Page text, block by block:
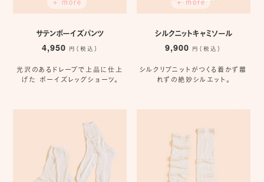
+ more
サテンボーイズパンツ
4,950 円（税込）
光沢のあるドレープで上品に仕上
げた ボーイズレッグショーツ。
+ more
シルクニットキャミソール
9,900 円（税込）
シルクリブニットがつくる着かず離
れずの絶妙シルエット。